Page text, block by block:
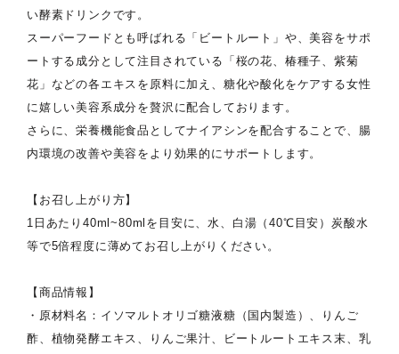
い酵素ドリンクです。
スーパーフードとも呼ばれる「ビートルート」や、美容をサポ
ートする成分として注目されている「桜の花、椿種子、紫菊
花」などの各エキスを原料に加え、糖化や酸化をケアする女性
に嬉しい美容系成分を贅沢に配合しております。
さらに、栄養機能食品としてナイアシンを配合することで、腸
内環境の改善や美容をより効果的にサポートします。
【お召し上がり方】
1日あたり40ml~80mlを目安に、水、白湯（40℃目安）炭酸水
等で5倍程度に薄めてお召し上がりください。
【商品情報】
・原材料名：イソマルトオリゴ糖液糖（国内製造）、りんご
酢、植物発酵エキス、りんご果汁、ビートルートエキス末、乳